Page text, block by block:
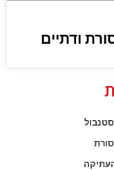
ודתיים